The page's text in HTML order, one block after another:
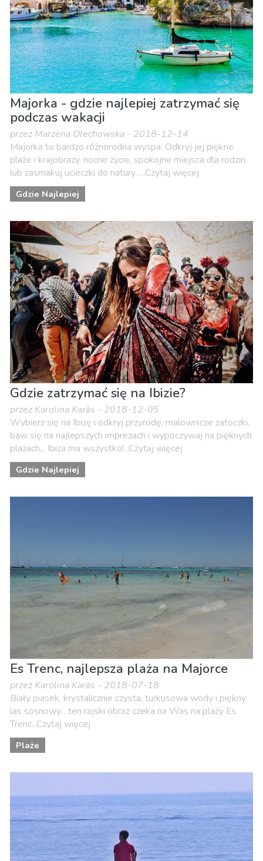
Majorka - gdzie najlepiej zatrzymać się
podczas wakacji
przez Marzena Olechowska - 2018-12-14
Majorka to bardzo różnorodna wyspa. Odkryj jej piękne
plaże i krajobrazy, nocne życie, spokojne miejsca dla rodzin
lub zasmakuj ucieczki do natury......Czytaj więcej
Gdzie Najlepiej
Gdzie zatrzymać się na Ibizie?
przez Karolina Karàs - 2018-12-05
Wybierz się na Ibizę i odkryj przyrodę, malownicze zatoczki,
baw się na najlepszych imprezach i wypoczywaj na pięknych
plażach... Ibiza ma wszystko!...Czytaj więcej
Gdzie Najlepiej
Es Trenc, najlepsza plaża na Majorce
przez Karolina Karàs - 2018-07-18
Biały piasek, krystalicznie czysta, turkusowa wody i piękny
las sosnowy... ten rajski obraz czeka na Was na plaży Es
Trenc...Czytaj więcej
Plaże